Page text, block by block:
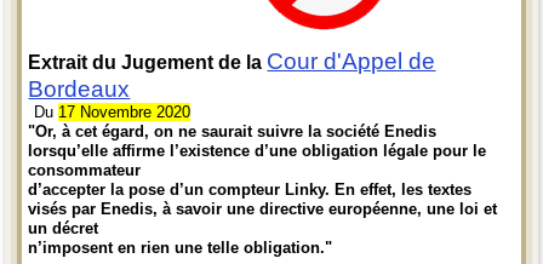
Extrait du Jugement de la Cour d'Appel de
Bordeaux
Du 17 Novembre 2020
"Or, à cet égard, on ne saurait suivre la société Enedis
lorsqu’elle affirme l’existence d’une obligation légale pour le
consommateur
d’accepter la pose d’un compteur Linky. En effet, les textes
visés par Enedis, à savoir une directive européenne, une loi et
un décret
n’imposent en rien une telle obligation."